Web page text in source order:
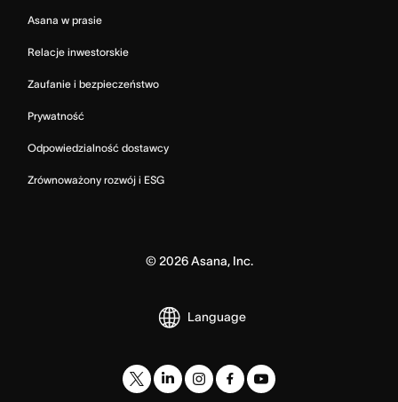
Asana w prasie
Relacje inwestorskie
Zaufanie i bezpieczeństwo
Prywatność
Odpowiedzialność dostawcy
Zrównoważony rozwój i ESG
© 2026Asana, Inc.
Language